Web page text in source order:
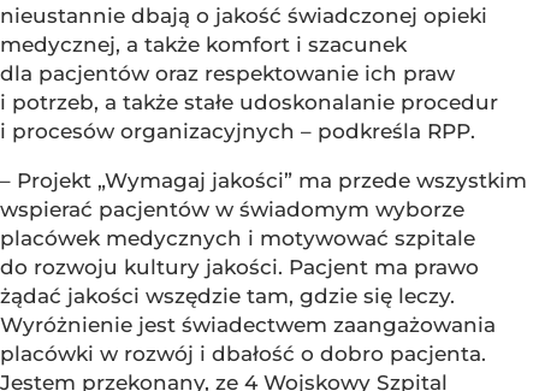
nieustannie dbają o jakość świadczonej opieki
medycznej, a także komfort i szacunek
dla pacjentów oraz respektowanie ich praw
i potrzeb, a także stałe udoskonalanie procedur
i procesów organizacyjnych – podkreśla RPP.
– Projekt „Wymagaj jakości” ma przede wszystkim
wspierać pacjentów w świadomym wyborze
placówek medycznych i motywować szpitale
do rozwoju kultury jakości. Pacjent ma prawo
żądać jakości wszędzie tam, gdzie się leczy.
Wyróżnienie jest świadectwem zaangażowania
placówki w rozwój i dbałość o dobro pacjenta.
Jestem przekonany, ze 4 Wojskowy Szpital